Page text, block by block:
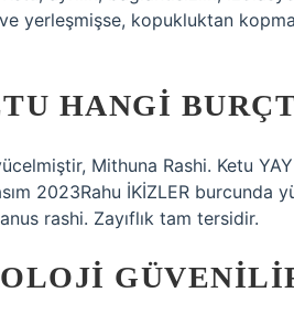
yerleşmişse, kopukluktan
HANGI
Mithuna Rashi. Ketu
2023Rahu İKİZLER burcunda
rashi. Zayıflık tam tersidir.